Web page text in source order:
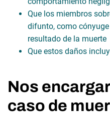
Que los miembros
difunto, como
resultado de la muerte
Que estos daños
Nos
caso de